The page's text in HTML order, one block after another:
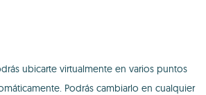
ubicarte virtualmente en varios puntos
Podrás cambiarlo en cualquier